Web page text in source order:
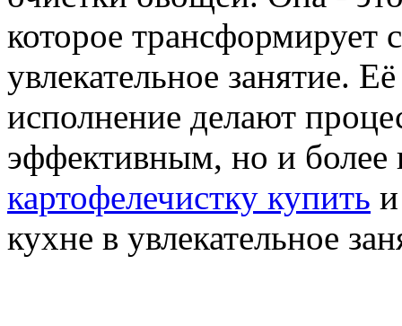
которое трансформирует
увлекательное занятие.
исполнение делают
эффективным, но и
картофелечистку купить
кухне в увлекательное